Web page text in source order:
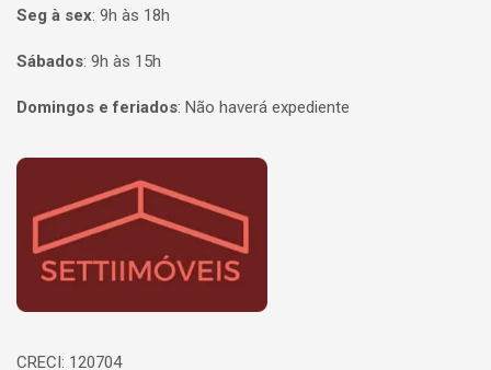
Seg à sex: 9h às 18h
Sábados: 9h às 15h
Domingos e feriados: Não haverá expediente
Página inicial
CRECI: 120704